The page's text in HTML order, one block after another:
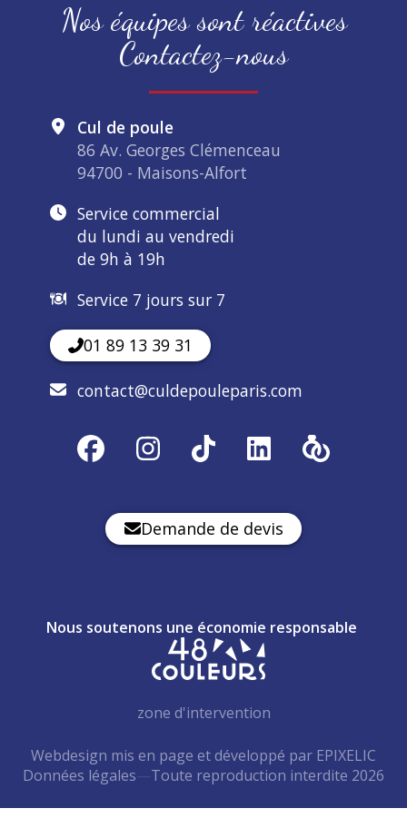
Nos équipes sont réactives
Contactez-nous
Cul de poule
86 Av. Georges Clémenceau
94700 - Maisons-Alfort
Service commercial
du lundi au vendredi
de 9h à 19h
Service 7 jours sur 7
01 89 13 39 31
contact@culdepouleparis.com
Demande de devis
Nous soutenons une économie responsable
zone d'intervention
Webdesign mis en page et développé par EPIXELIC
—
Données légales—Toute reproduction interdite 2026